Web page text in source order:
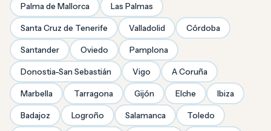
Palma de Mallorca Las Palmas
Santa Cruz de Tenerife Valladolid Córdoba
Santander Oviedo Pamplona
Donostia-San Sebastián Vigo A Coruña
Marbella Tarragona Gijón Elche Ibiza
Badajoz Logroño Salamanca Toledo